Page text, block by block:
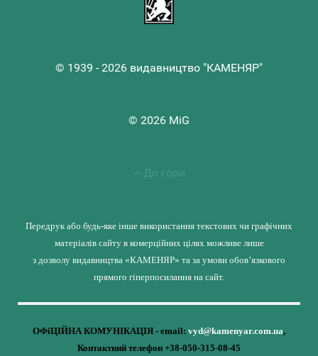
© 1939 - 2026 видавництво "КАМЕНЯР"
© 2026 MiG
До гори
Передрук або будь-яке інше використання текстових чи графічних
матеріалів сайту в комерційних цілях можливе лише
з дозволу видавництва «КАМЕНЯР» та за умови обов’язкового
прямого гіперпосилання на сайт.
ОФіЦІЙНА КОМУНІКАЦІЯ - email: vyd@kamenyar.com.ua,
Контактний телефон +38-050-315-08-45